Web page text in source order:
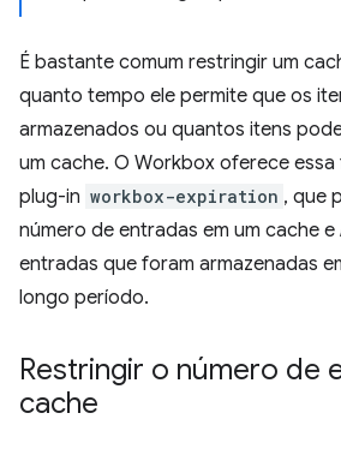
É bastante comum restringir um
quanto tempo ele permite que os
armazenados ou quantos itens
um cache. O Workbox oferece
plug-in workbox-expiration , que
número de entradas em um cache
entradas que foram armazenadas
longo período.
Restringir o número de
cache